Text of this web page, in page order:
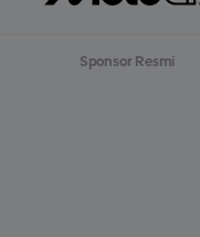
Sponsor Resmi